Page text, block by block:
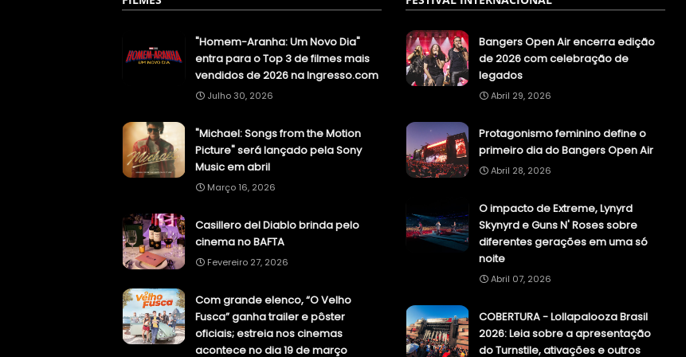
"Homem-Aranha: Um Novo Dia"
entra para o Top 3 de filmes mais
vendidos de 2026 na Ingresso.com
Julho 30, 2026
"Michael: Songs from the Motion
Picture" será lançado pela Sony
Music em abril
Março 16, 2026
Casillero del Diablo brinda pelo
cinema no BAFTA
Fevereiro 27, 2026
Com grande elenco, “O Velho
Fusca” ganha trailer e pôster
oficiais; estreia nos cinemas
acontece no dia 19 de março
Bangers Open Air encerra edição
de 2026 com celebração de
legados
Abril 29, 2026
Protagonismo feminino define o
primeiro dia do Bangers Open Air
Abril 28, 2026
O impacto de Extreme, Lynyrd
Skynyrd e Guns N' Roses sobre
diferentes gerações em uma só
noite
Abril 07, 2026
COBERTURA - Lollapalooza Brasil
2026: Leia sobre a apresentação
do Turnstile, ativações e outros